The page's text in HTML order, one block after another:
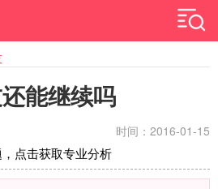
能继续吗
时间：2016-01-15
点击获取专业分析